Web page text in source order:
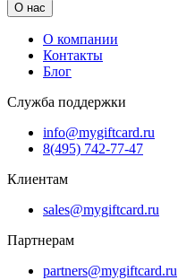
О нас
О компании
Контакты
Блог
Служба поддержки
info@mygiftcard.ru
8(495) 742-77-47
Клиентам
sales@mygiftcard.ru
Партнерам
partners@mygiftcard.ru